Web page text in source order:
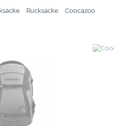
Rucksäcke Coocazoo